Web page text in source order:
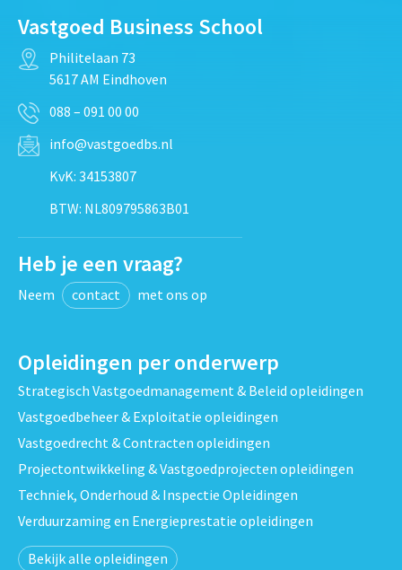
Vastgoed Business School
Philitelaan 73
5617 AM Eindhoven
088 – 091 00 00
info@vastgoedbs.nl
KvK: 34153807
BTW: NL809795863B01
Heb je een vraag?
Neem contact met ons op
Opleidingen per onderwerp
Strategisch Vastgoedmanagement & Beleid opleidingen
Vastgoedbeheer & Exploitatie opleidingen
Vastgoedrecht & Contracten opleidingen
Projectontwikkeling & Vastgoedprojecten opleidingen
Techniek, Onderhoud & Inspectie Opleidingen
Verduurzaming en Energieprestatie opleidingen
Bekijk alle opleidingen